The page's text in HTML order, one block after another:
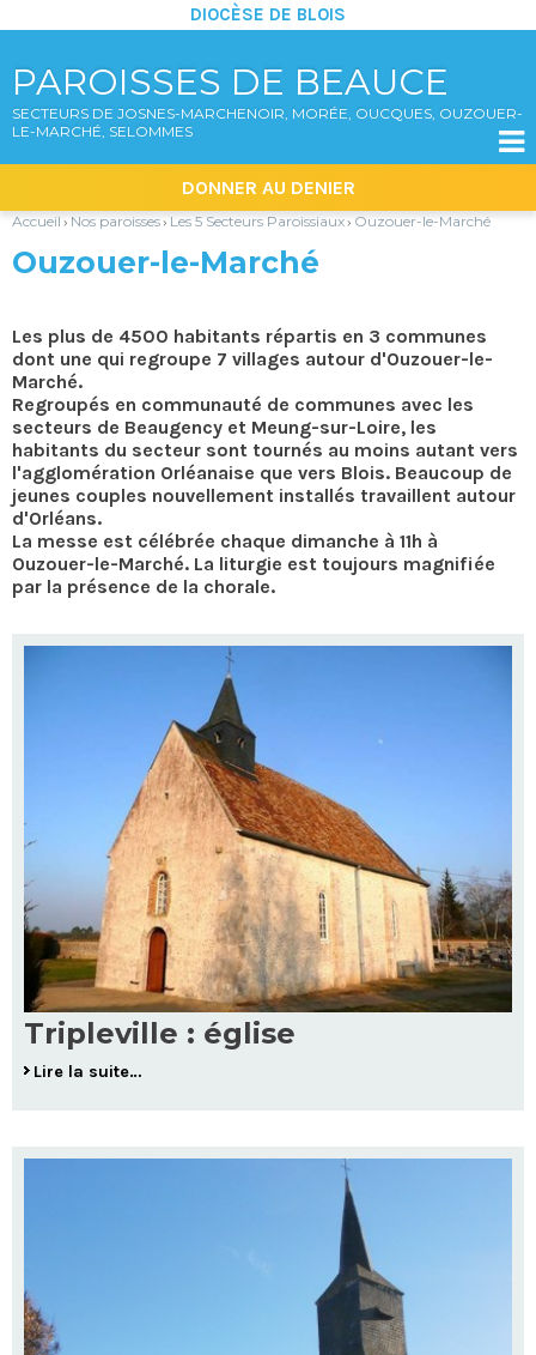
PAROISSES DE BEAUCE
SECTEURS DE JOSNES-MARCHENOIR, MORÉE, OUCQUES, OUZOUER-
LE-MARCHÉ, SELOMMES
DIOCÈSE DE BLOIS
|
Aller
navigation
DONNER AU DENIER

Accueil › Nos paroisses› Les 5 Secteurs Paroissiaux› Ouzouer-le-Marché
Ouzouer-le-Marché
Les plus de 4500 habitants répartis en 3 communes
dont une qui regroupe 7 villages autour d'Ouzouer-le-
Marché.
Regroupés en communauté de communes avec les
secteurs de Beaugency et Meung-sur-Loire, les
habitants du secteur sont tournés au moins autant vers
l'agglomération Orléanaise que vers Blois. Beaucoup de
jeunes couples nouvellement installés travaillent autour
d'Orléans.
La messe est célébrée chaque dimanche à 11h à
Ouzouer-le-Marché. La liturgie est toujours magnifiée
par la présence de la chorale.
Tripleville : église
Lire la suite…